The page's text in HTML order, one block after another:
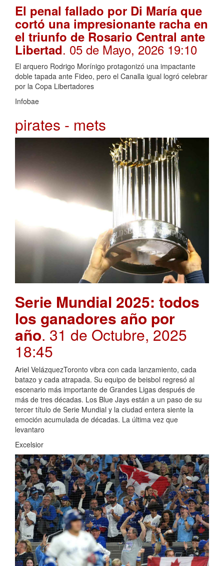
El penal fallado por Di María que
cortó una impresionante racha en
el triunfo de Rosario Central ante
Libertad. 05 de Mayo, 2026 19:10
El arquero Rodrigo Morínigo protagonizó una impactante
doble tapada ante Fideo, pero el Canalla igual logró celebrar
por la Copa Libertadores
Infobae
pirates - mets
Serie Mundial 2025: todos
los ganadores año por
año. 31 de Octubre, 2025
18:45
Ariel VelázquezToronto vibra con cada lanzamiento, cada
batazo y cada atrapada. Su equipo de beisbol regresó al
escenario más importante de Grandes Ligas después de
más de tres décadas. Los Blue Jays están a un paso de su
tercer título de Serie Mundial y la ciudad entera siente la
emoción acumulada de décadas. La última vez que
levantaro
Excelsior